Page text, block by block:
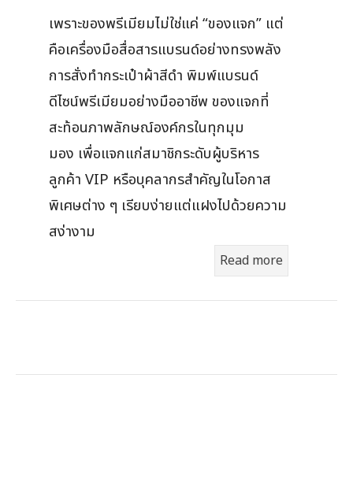
เพราะของพรีเมียมไม่ใช่แค่ “ของแจก” แต่
คือเครื่องมือสื่อสารแบรนด์อย่างทรงพลัง
การสั่งทำกระเป๋าผ้าสีดำ พิมพ์แบรนด์
ดีไซน์พรีเมียมอย่างมืออาชีพ ของแจกที่
สะท้อนภาพลักษณ์องค์กรในทุกมุม
มอง เพื่อแจกแก่สมาชิกระดับผู้บริหาร
ลูกค้า VIP หรือบุคลากรสำคัญในโอกาส
พิเศษต่าง ๆ เรียบง่ายแต่แฝงไปด้วยความ
สง่างาม
Read more